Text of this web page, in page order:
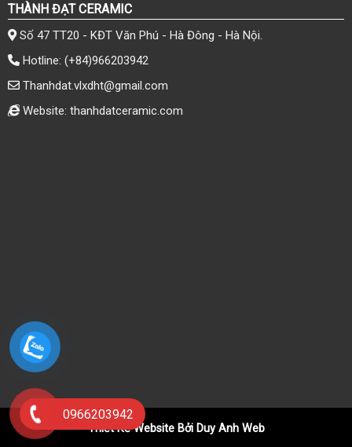
THÀNH ĐẠT CERAMIC
Số 47 TT20 - KĐT Văn Phú - Hà Đông - Hà Nội.
Hotline: (+84)966203942
Thanhdat.vlxdht@gmail.com
Website: thanhdatceramic.com
0966203942
Thiết Kế Website Bởi Duy Anh Web